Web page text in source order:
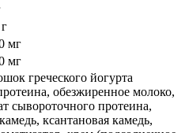
мг
мг
греческого йогурта
обезжиренное молоко,
сывороточного протеина,
ксантановая камедь,